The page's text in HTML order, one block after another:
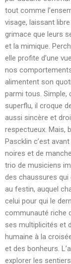
tout comme
visage, laissant
grimace que leurs
et la mimique.
elle profite d’une
nos
alimentent son
parmi tous. Simple,
superflu, il croque
aussi sincère et
respectueux. Mais,
Pascklin c’est
noires et de
trio de musiciens
des chaussures qui
au festin, auquel
celui pour qui le
communauté riche
ses multiplicités et
humaine à la
et des bonheurs.
explorer les